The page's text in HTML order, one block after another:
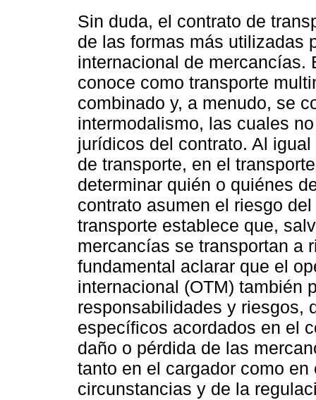
Sin duda, el contrato de
de las formas más utilizadas
internacional de mercancías.
conoce como transporte
combinado y, a menudo, se
intermodalismo, las cuales
jurídicos del contrato. Al
de transporte, en el
determinar quién o quiénes
contrato asumen el riesgo
transporte establece que,
mercancías se transportan a
fundamental aclarar que el
internacional (OTM) también
responsabilidades y riesgos,
específicos acordados en el
daño o pérdida de las
tanto en el cargador como
circunstancias y de la